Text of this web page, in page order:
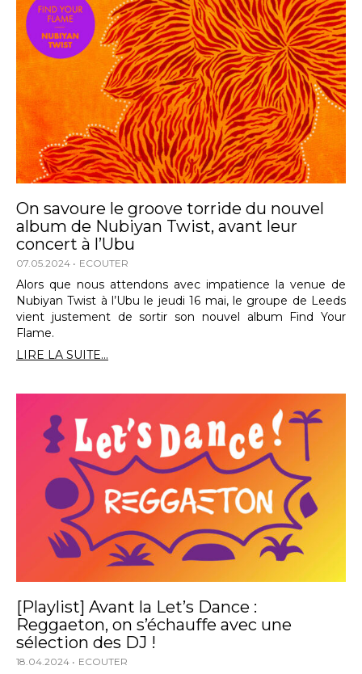
On savoure le groove torride du nouvel
album de Nubiyan Twist, avant leur
concert à l’Ubu
07.05.2024 ECOUTER
Alors que nous attendons avec impatience la venue de
Nubiyan Twist à l’Ubu le jeudi 16 mai, le groupe de Leeds
vient justement de sortir son nouvel album Find Your
Flame.
LIRE LA SUITE...
[Playlist] Avant la Let’s Dance :
Reggaeton, on s’échauffe avec une
sélection des DJ !
18.04.2024 ECOUTER